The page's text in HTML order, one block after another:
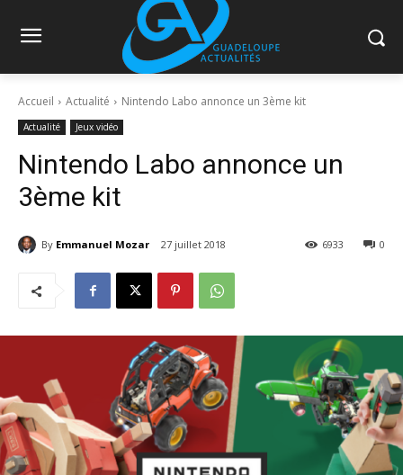
Accueil Actualité Nintendo Labo annonce un 3ème kit
Actualité Jeux vidéo
Nintendo Labo annonce un
3ème kit
By Emmanuel Mozar 27 juillet 2018 0
6933